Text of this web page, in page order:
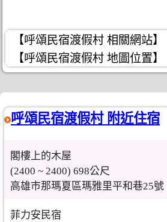
【呼頌民宿渡假村 相關網站】
【呼頌民宿渡假村 地圖位置】
呼頌民宿渡假村 附近住宿
閣樓上的木屋
(2400 ~ 2400) 698公尺
高雄市那瑪夏區瑪雅里平和巷25號
菲力安民宿